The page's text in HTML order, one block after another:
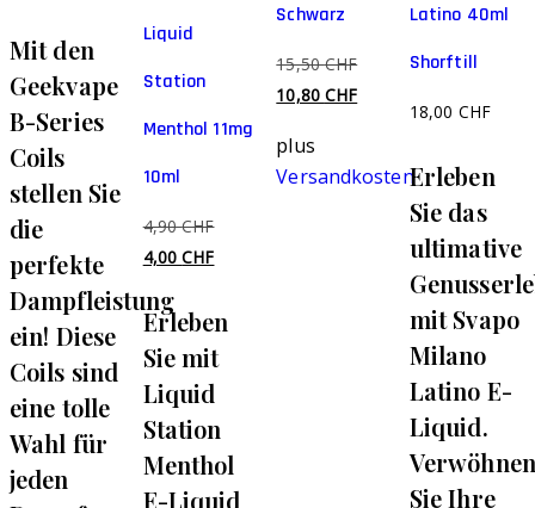
auf
der
Produktseite
gewählt
werden
Mit den
Geekvape
B-Series
Coils
stellen Sie
die
perfekte
Dampfleistung
ein! Diese
Coils sind
eine tolle
Wahl für
jeden
Liquid
Station
Menthol 11mg
10ml
4,90CHFUrsprünglicher
Preis
4,90 CHF
4,00CHFAktueller
ist:
4,00 CHF.
Erleben
Sie mit
Liquid
Station
Menthol
E-Liquid
Schwarz
15,50CHFUrsprünglicher
Preis
10,80 CHFAktueller
10,80 CHF.
plus
Versandkosten
Latino 40ml
Shorftill
18,00 CHF
Erleben
Sie das
ultimative
mit Svapo
Milano
Latino E-
Liquid.
Verwöhnen
Sie Ihre